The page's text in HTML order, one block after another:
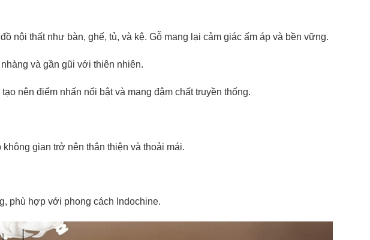
nội thất như bàn, ghế, tủ, và kệ. Gỗ mang lại cảm giác ấm áp và bền vững.
và gần gũi với thiên nhiên.
nên điểm nhấn nổi bật và mang đậm chất truyền thống.
gian trở nên thân thiện và thoải mái.
phù hợp với phong cách Indochine.